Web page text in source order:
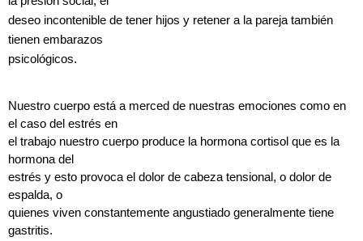
deseo incontenible de tener hijos y retener a la pareja también
tienen embarazos
psicológicos.
Nuestro cuerpo está a merced de nuestras emociones como en
el caso del estrés en
el trabajo nuestro cuerpo produce la hormona cortisol que es la
hormona del
estrés y esto provoca el dolor de cabeza tensional, o dolor de
espalda, o
quienes viven constantemente angustiado generalmente tiene
gastritis.